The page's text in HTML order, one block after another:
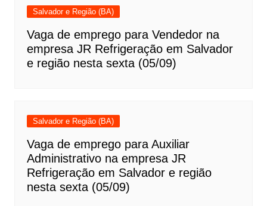
Salvador e Região (BA)
Vaga de emprego para Vendedor na
empresa JR Refrigeração em Salvador
e região nesta sexta (05/09)
Salvador e Região (BA)
Vaga de emprego para Auxiliar
Administrativo na empresa JR
Refrigeração em Salvador e região
nesta sexta (05/09)